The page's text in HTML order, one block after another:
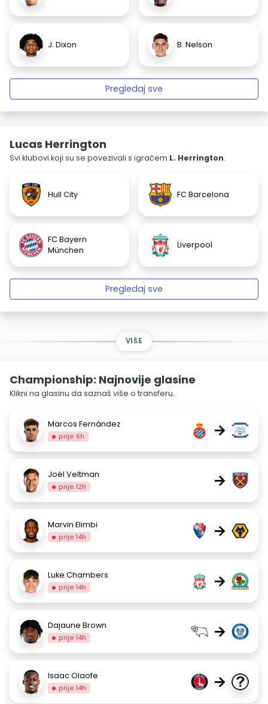
J. Dixon B. Nelson
Pregledaj sve
Lucas Herrington
Svi klubovi koji su se povezivali s igračem L. Herrington.
Hull City FC Barcelona
FC Bayern
München
Liverpool
Pregledaj sve
VIŠE
Championship: Najnovije glasine
Klikni na glasinu da saznaš više o transferu.
Marcos Fernández
prije 6h →
Joël Veltman
prije 12h →
Marvin Elimbi
prije 14h →
Luke Chambers
prije 14h →
Dajaune Brown
prije 14h →
Isaac Olaofe
prije 14h →